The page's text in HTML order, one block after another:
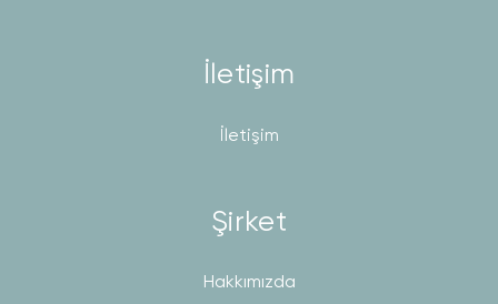
İletişim
İletişim
Şirket
Hakkımızda